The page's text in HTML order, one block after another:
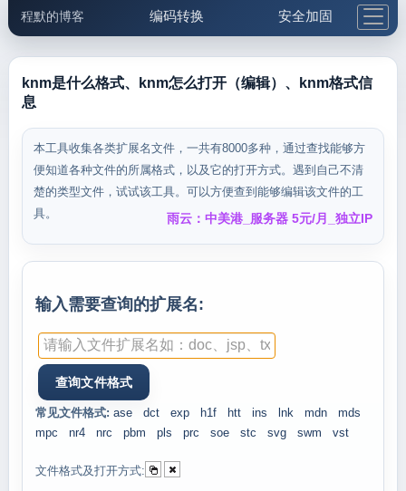
程默的博客 编码转换 安全加固
邮件工具 生活便民 更多工具
knm是什么格式、knm怎么打开（编辑）、knm格式信
息
本工具收集各类扩展名文件，一共有8000多种，通过查找能够方
便知道各种文件的所属格式，以及它的打开方式。遇到自己不清
楚的类型文件，试试该工具。可以方便查到能够编辑该文件的工
具。
雨云：中美港_服务器 5元/月_独立IP
输入需要查询的扩展名:
常见文件格式: ase dct exp h1f htt ins lnk mdn
mds
mpc
nr4 nrc pbm pls prc soe stc svg swm vst
文件格式及打开方式: